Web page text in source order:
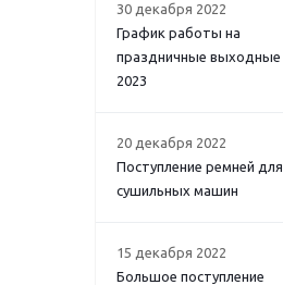
30 декабря 2022
График работы на
праздничные выходные
2023
20 декабря 2022
Поступление ремней для
сушильных машин
15 декабря 2022
Большое поступление